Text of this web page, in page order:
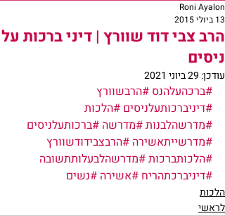
הרב צבי דוד שוורץ | דיני ברכות על
ניסים
Roni Ayalon
13 ביולי 2015
עודכן: 29 ביוני 2021
#ברכהעלהנס #הרבשוורץ
#דיניברכותעלניסים #הלכות
#מדרשהלבנות#מדרשה #ברכותעלניסים
#מדרשייתאשירה #הרבצבידודשוורץ
#הלכותברכות#מדרשהלבעלותתשובה
#דיניברכתהריח #אשירה #נשים
הלכות
לראשי